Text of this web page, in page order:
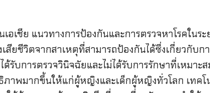
เชีย แนวทางการป้องกันและการตรวจหาโรคในร
ยชีวิตจากสาเหตุที่สามารถป้องกันได้ซึ่งเกี่ยวกับก
บการตรวจวินิจฉัยและไม่ได้รับการรักษาที่เหมาะ
าพมากขึ้นให้แก่ผู้หญิงและเด็กผู้หญิงทั่วโลก เทคโ